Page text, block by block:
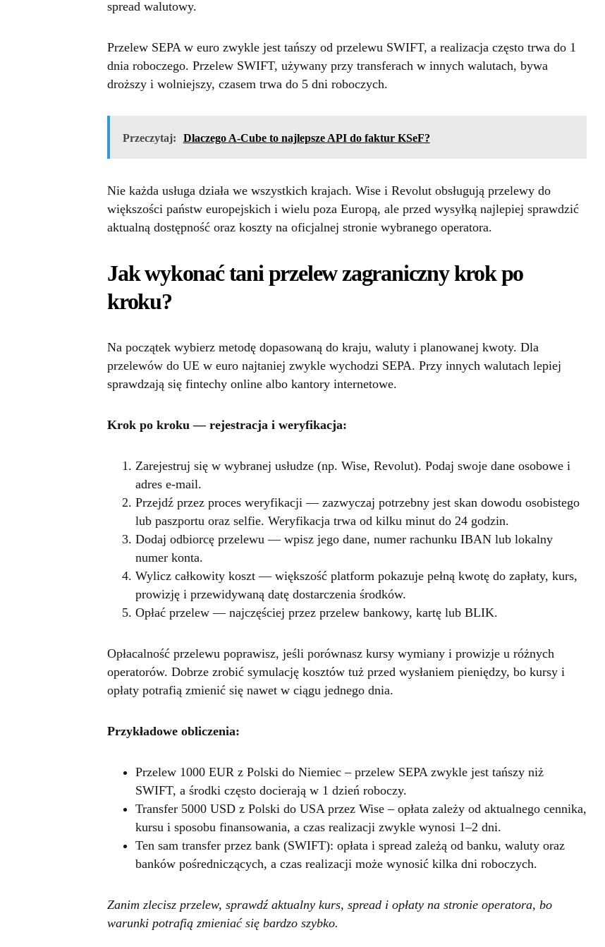
spread walutowy.
Przelew SEPA w euro zwykle jest tańszy od przelewu SWIFT, a realizacja często trwa do 1
dnia roboczego. Przelew SWIFT, używany przy transferach w innych walutach, bywa
droższy i wolniejszy, czasem trwa do 5 dni roboczych.
Przeczytaj: Dlaczego A-Cube to najlepsze API do faktur KSeF?
Nie każda usługa działa we wszystkich krajach. Wise i Revolut obsługują przelewy do
większości państw europejskich i wielu poza Europą, ale przed wysyłką najlepiej sprawdzić
aktualną dostępność oraz koszty na oficjalnej stronie wybranego operatora.
Jak wykonać tani przelew zagraniczny krok po
kroku?
Na początek wybierz metodę dopasowaną do kraju, waluty i planowanej kwoty. Dla
przelewów do UE w euro najtaniej zwykle wychodzi SEPA. Przy innych walutach lepiej
sprawdzają się fintechy online albo kantory internetowe.
Krok po kroku — rejestracja i weryfikacja:
Zarejestruj się w wybranej usłudze (np. Wise, Revolut). Podaj swoje dane osobowe i
adres e-mail.
Przejdź przez proces weryfikacji — zazwyczaj potrzebny jest skan dowodu osobistego
lub paszportu oraz selfie. Weryfikacja trwa od kilku minut do 24 godzin.
Dodaj odbiorcę przelewu — wpisz jego dane, numer rachunku IBAN lub lokalny
numer konta.
Wylicz całkowity koszt — większość platform pokazuje pełną kwotę do zapłaty, kurs,
prowizję i przewidywaną datę dostarczenia środków.
Opłać przelew — najczęściej przez przelew bankowy, kartę lub BLIK.
Opłacalność przelewu poprawisz, jeśli porównasz kursy wymiany i prowizje u różnych
operatorów. Dobrze zrobić symulację kosztów tuż przed wysłaniem pieniędzy, bo kursy i
opłaty potrafią zmienić się nawet w ciągu jednego dnia.
Przykładowe obliczenia:
Przelew 1000 EUR z Polski do Niemiec – przelew SEPA zwykle jest tańszy niż
SWIFT, a środki często docierają w 1 dzień roboczy.
Transfer 5000 USD z Polski do USA przez Wise – opłata zależy od aktualnego cennika,
kursu i sposobu finansowania, a czas realizacji zwykle wynosi 1–2 dni.
Ten sam transfer przez bank (SWIFT): opłata i spread zależą od banku, waluty oraz
banków pośredniczących, a czas realizacji może wynosić kilka dni roboczych.
Zanim zlecisz przelew, sprawdź aktualny kurs, spread i opłaty na stronie operatora, bo
warunki potrafią zmieniać się bardzo szybko.